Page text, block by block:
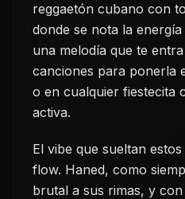
reggaetón cubano con
donde se nota la
una melodía que te
canciones para ponerla
o en cualquier fiestecita
activa.
El vibe que sueltan
flow. Haned, como
brutal a sus rimas, y